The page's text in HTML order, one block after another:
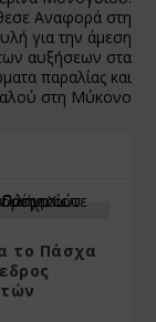
Αναφορά στη
για την άμεση
αυξήσεων στα
παραλίας και
στη Μύκονο
το Πάσχα